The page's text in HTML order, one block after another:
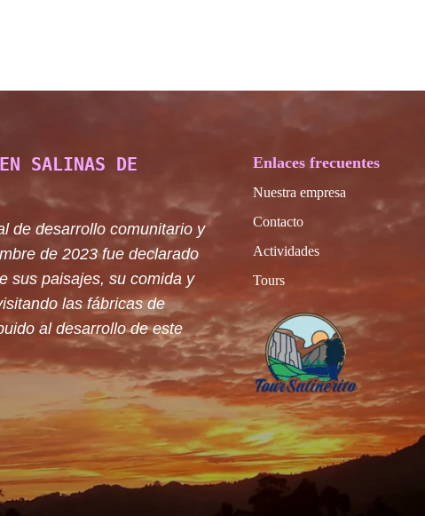
SALINAS DE
de desarrollo comunitario y
de 2023 fue declarado
sus paisajes, su comida y
las fábricas de
al desarrollo de este
Enlaces frecuentes
Nuestra empresa
Contacto
Actividades
Tours